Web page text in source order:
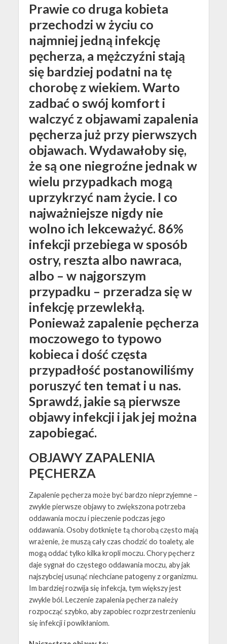
Prawie co druga kobieta
przechodzi w życiu co
najmniej jedną infekcję
pęcherza, a mężczyźni stają
się bardziej podatni na tę
chorobę z wiekiem. Warto
zadbać o swój komfort i
walczyć z objawami zapalenia
pęcherza już przy pierwszych
objawach. Wydawałoby się,
że są one niegroźne jednak w
wielu przypadkach mogą
uprzykrzyć nam życie. I co
najważniejsze nigdy nie
wolno ich lekceważyć. 86%
infekcji przebiega w sposób
ostry, reszta albo nawraca,
albo – w najgorszym
przypadku – przeradza się w
infekcję przewlekłą.
Ponieważ zapalenie pęcherza
moczowego to typowo
kobieca i dość częsta
przypadłość postanowiliśmy
poruszyć ten temat i u nas.
Sprawdź, jakie są pierwsze
objawy infekcji i jak jej można
zapobiegać.
OBJAWY ZAPALENIA
PĘCHERZA
Zapalenie pęcherza może być bardzo nieprzyjemne –
zwykle pierwsze objawy to zwiększona potrzeba
oddawania moczu i pieczenie podczas jego
oddawania. Osoby dotknięte tą chorobą często mają
wrażenie, że muszą cały czas chodzić do toalety, ale
mogą oddać tylko kilka kropli moczu. Chory pęcherz
daje sygnał do częstego oddawania moczu, aby jak
najszybciej usunąć niechciane patogeny z organizmu.
Im bardziej rozwija się infekcja, tym większy jest
zwykle ból. Leczenie zapalenia pęcherza należy
rozpocząć szybko, aby zapobiec rozprzestrzenieniu
się infekcji i powikłaniom.